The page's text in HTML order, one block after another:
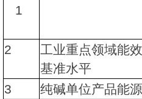
1
2
工业重点领域能
基准水平
3 纯碱单位产品能